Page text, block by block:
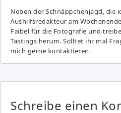
Neben der Schnäppchenjagd, die
Aushilfsredakteur am
Faibel für die Fotografie und
Tastings herum. Solltet ihr mal
mich gerne kontaktieren.
Schreibe einen